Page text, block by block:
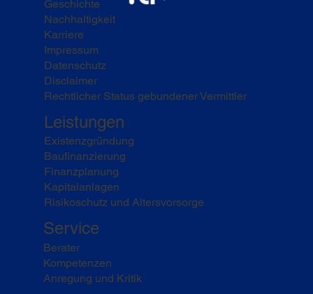
Service
Berater
Kompetenzen
Anregung und Kritik
Leistungen
Existenzgründung
Baufinanzierung
Finanzplanung
Kapitalanlagen
Risikoschutz und Altersvorsorge
Geschichte
Nachhaltigkeit
Karriere
Impressum
Datenschutz
Disclaimer
Rechtlicher Status gebundener Vermittler